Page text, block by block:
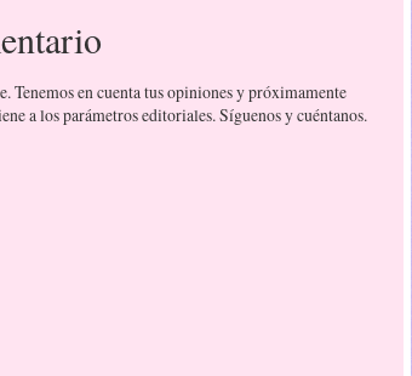
Tenemos en cuenta tus opiniones y próximamente
a los parámetros editoriales. Síguenos y cuéntanos.